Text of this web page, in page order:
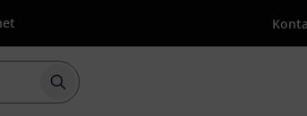
Börja sökningen med söktermen